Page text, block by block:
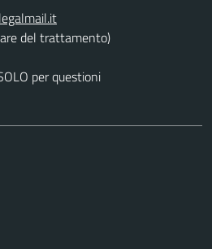
del trattamento)
per questioni